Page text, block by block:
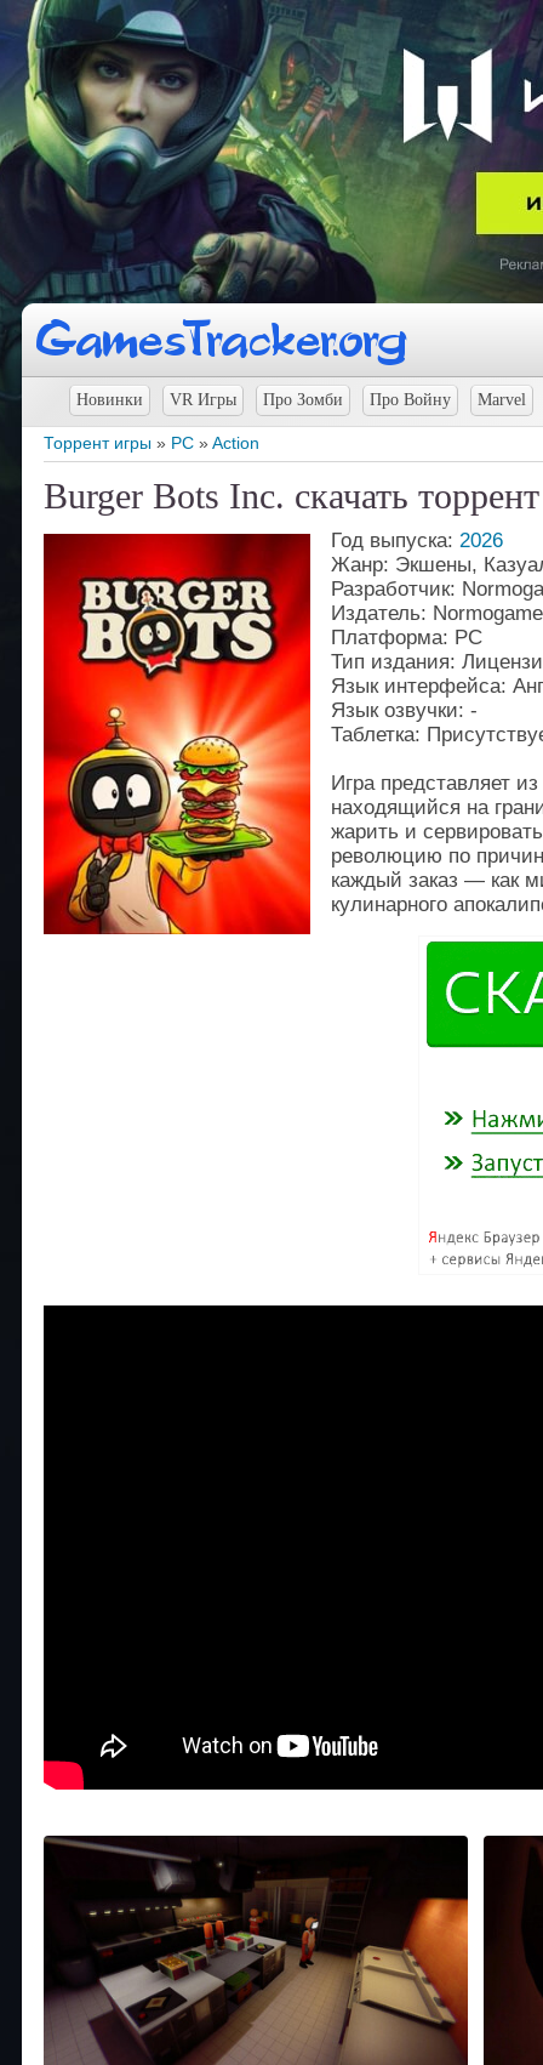
Новинки VR Игры Про Зомби Про Войну Marvel
Торрент игры » PC »Action
Burger Bots Inc. скачать торрент
Год выпуска: 2026
Жанр: Экшены,
Разработчик:
Издатель:
Платформа: PC
Тип издания:
Язык интерфейса:
Язык озвучки: -
Таблетка:
Игра представляет
находящийся на
жарить и
революцию по
каждый заказ — как
кулинарного